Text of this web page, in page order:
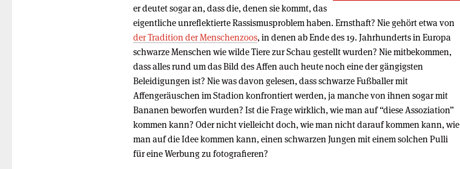
er deutet sogar an, dass die, denen sie kommt, das
eigentliche unreflektierte Rassismusproblem haben. Ernsthaft? Nie gehört etwa von
der Tradition der Menschenzoos, in denen ab Ende des 19. Jahrhunderts in Europa
schwarze Menschen wie wilde Tiere zur Schau gestellt wurden? Nie mitbekommen,
dass alles rund um das Bild des Affen auch heute noch eine der gängigsten
Beleidigungen ist? Nie was davon gelesen, dass schwarze Fußballer mit
Affengeräuschen im Stadion konfrontiert werden, ja manche von ihnen sogar mit
Bananen beworfen wurden? Ist die Frage wirklich, wie man auf “diese Assoziation”
kommen kann? Oder nicht vielleicht doch, wie man nicht darauf kommen kann, wie
man auf die Idee kommen kann, einen schwarzen Jungen mit einem solchen Pulli
für eine Werbung zu fotografieren?